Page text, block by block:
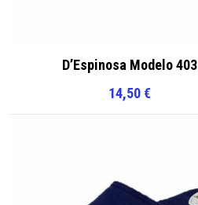
D’Espinosa Modelo 403
14,50€